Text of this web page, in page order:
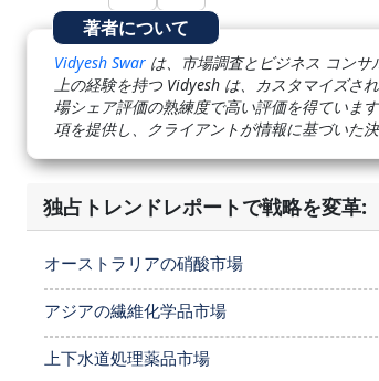
著者について
Vidyesh Swar は、市場調査とビジネス コン
上の経験を持つ Vidyesh は、カスタマイズさ
場シェア評価の熟練度で高い評価を得ていま
項を提供し、クライアントが情報に基づいた
独占トレンドレポートで戦略を変革:
オーストラリアの硝酸市場
アジアの繊維化学品市場
上下水道処理薬品市場